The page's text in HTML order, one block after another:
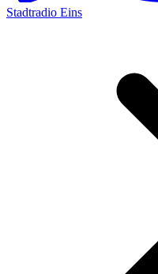
Stadtradio Eins